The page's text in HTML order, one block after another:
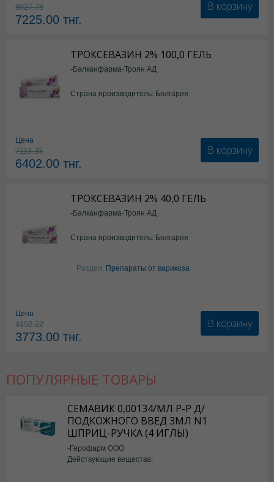
8027.78
7225.00 тнг.
В корзину
ТРОКСЕВАЗИН 2% 100,0 ГЕЛЬ
-Балканфарма-Троян АД
Страна производитель: Болгария
Цена
7113.33
6402.00 тнг.
В корзину
ТРОКСЕВАЗИН 2% 40,0 ГЕЛЬ
-Балканфарма-Троян АД
Страна производитель: Болгария
Раздел: Препараты от варикоза
Цена
4192.22
3773.00 тнг.
В корзину
ПОПУЛЯРНЫЕ ТОВАРЫ
СЕМАВИК 0,00134/МЛ Р-Р Д/
ПОДКОЖНОГО ВВЕД 3МЛ N1
ШПРИЦ-РУЧКА (4 ИГЛЫ)
-Герофарм ООО
Действующие вещества: